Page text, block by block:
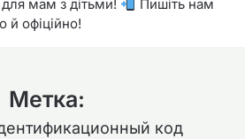
мам з дітьми!
Пишіть нам
офіційно!
Метка:
код